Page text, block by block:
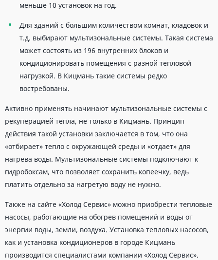
меньше 10 установок на год.
Для зданий с большим количеством комнат, кладовок и
т.д. выбирают мультизональные системы. Такая система
может состоять из 196 внутренних блоков и
кондиционировать помещения с разной тепловой
нагрузкой. В Кицмань такие системы редко
востребованы.
Активно применять начинают мультизональные системы с
рекуперацией тепла, не только в Кицмань. Принцип
действия такой установки заключается в том, что она
«отбирает» тепло с окружающей среды и «отдает» для
нагрева воды. Мультизональные системы подключают к
гидробоксам, что позволяет сохранить копеечку, ведь
платить отдельно за нагретую воду не нужно.
Также на сайте «Холод Сервис» можно приобрести тепловые
насосы, работающие на обогрев помещений и воды от
энергии воды, земли, воздуха. Установка тепловых насосов,
как и установка кондиционеров в городе Кицмань
производится специалистами компании «Холод Сервис».